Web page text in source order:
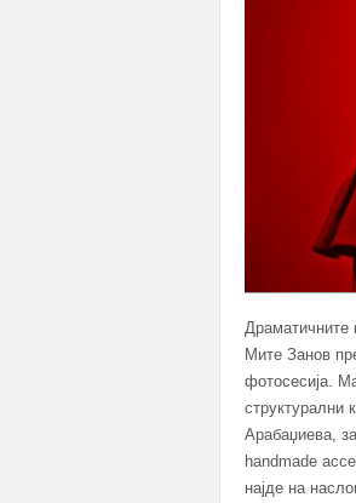
Драматичните
Мите Занов
фотосесија.
структурални
Арабаџиева,
handmade
најде на